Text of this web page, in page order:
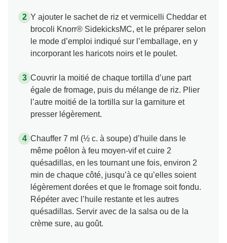
Y ajouter le sachet de riz et vermicelli Cheddar et
brocoli Knorr® SidekicksMC, et le préparer selon
le mode d’emploi indiqué sur l’emballage, en y
incorporant les haricots noirs et le poulet.
Couvrir la moitié de chaque tortilla d’une part
égale de fromage, puis du mélange de riz. Plier
l’autre moitié de la tortilla sur la garniture et
presser légèrement.
Chauffer 7 ml (½ c. à soupe) d’huile dans le
même poêlon à feu moyen-vif et cuire 2
quésadillas, en les tournant une fois, environ 2
min de chaque côté, jusqu’à ce qu’elles soient
légèrement dorées et que le fromage soit fondu.
Répéter avec l’huile restante et les autres
quésadillas. Servir avec de la salsa ou de la
crème sure, au goût.